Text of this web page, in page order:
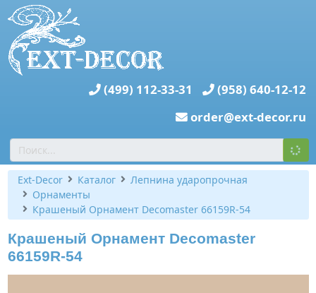
(499) 112-33-31
(958) 640-12-12
order@ext-decor.ru
Ext-Decor Каталог
Лепнина ударопрочная
Орнаменты
Крашеный Орнамент Decomaster 66159R-54
Крашеный Орнамент Decomaster
66159R-54